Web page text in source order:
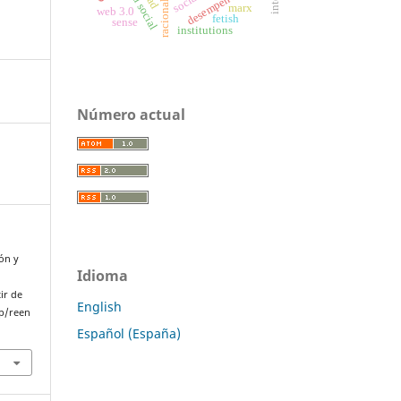
y
de
reen
racionality institutions
fetish
marx
web 3.0
sense
Número actual
Idioma
English
Español (España)